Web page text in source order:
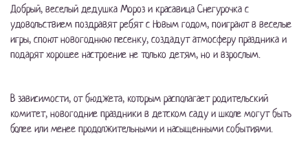
Добрый, веселый дедушка Мороз и красавица Снегурочка с
удовольствием поздравят ребят с Новым годом, поиграют в веселые
игры, споют новогоднюю песенку, создадут атмосферу праздника и
подарят хорошее настроение не только детям, но и взрослым.
В зависимости, от бюджета, которым располагает родительский
комитет, новогодние праздники в детском саду и школе могут быть
более или менее продолжительными и насыщенными событиями.